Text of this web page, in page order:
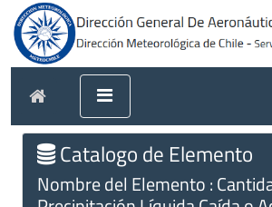
Catalogo de Elemento
Nombre del Elemento :